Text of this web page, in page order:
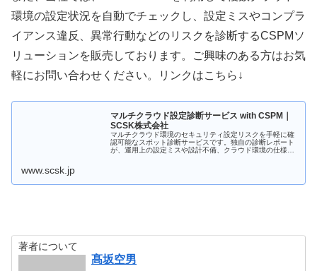
環境の設定状況を自動でチェックし、設定ミスやコンプラ
イアンス違反、異常行動などのリスクを診断するCSPMソ
リューションを販売しております。ご興味のある方はお気
軽にお問い合わせください。リンクはこちら↓
マルチクラウド設定診断サービス with CSPM｜
SCSK株式会社
マルチクラウド環境のセキュリティ設定リスクを手軽に確
認可能なスポット診断サービスです。独自の診断レポート
が、運用上の設定ミスや設計不備、クラウド環境の仕様変
www.scsk.jp
著者について
髙坂空男